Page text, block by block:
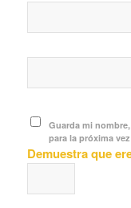
Guarda mi
para la próxima
Demuestra que